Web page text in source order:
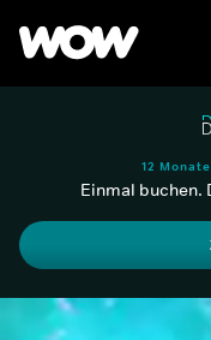
12
Einmal buchen.